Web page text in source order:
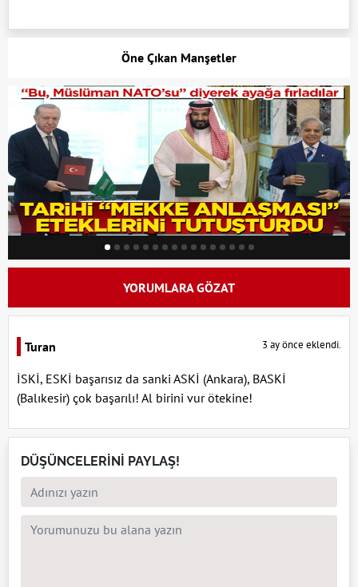
Öne Çıkan Manşetler
YORUMLARA GÖZAT
Turan 3 ay önce eklendi.
İSKİ, ESKİ başarısız da sanki ASKİ (Ankara), BASKİ
(Balıkesir) çok başarılı! Al birini vur ötekine!
DÜŞÜNCELERİNİ PAYLAŞ!